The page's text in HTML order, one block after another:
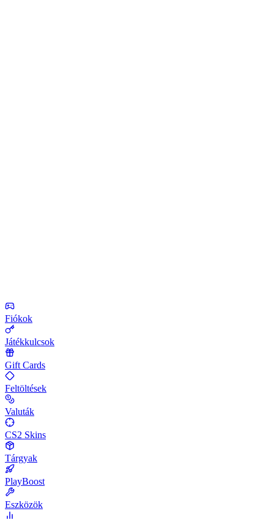
Fiókok
Játékkulcsok
Gift Cards
Feltöltések
Valuták
CS2 Skins
Tárgyak
PlayBoost
Eszközök